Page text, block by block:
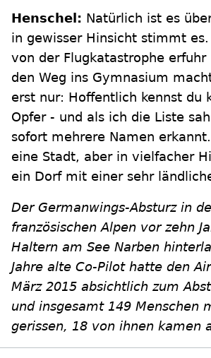
Henschel: Natürlich ist es
in gewisser Hinsicht stimmt
von der Flugkatastrophe
den Weg ins Gymnasium
erst nur: Hoffentlich kennst du
Opfer - und als ich die Liste
sofort mehrere Namen
eine Stadt, aber in vielfacher
ein Dorf mit einer sehr
Der Germanwings-Absturz in
französischen Alpen vor zehn
Haltern am See Narben
Jahre alte Co-Pilot hatte den
März 2015 absichtlich zum
und insgesamt 149 Menschen
gerissen, 18 von ihnen kamen